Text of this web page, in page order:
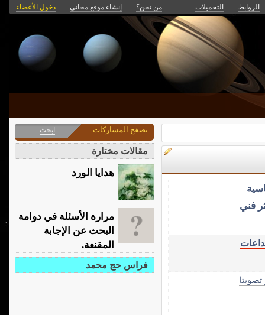
الروابط التحميلات من نحن؟ إنشاء موقع مجاني دخول الأعضاء
فني
تصويتا
تصفح المشاركات ابحث
مقالات مختارة
هدايا الورد
مرارة الأسئلة في دوامة
البحث عن الإجابة
المقنعة.
فراس حج محمد